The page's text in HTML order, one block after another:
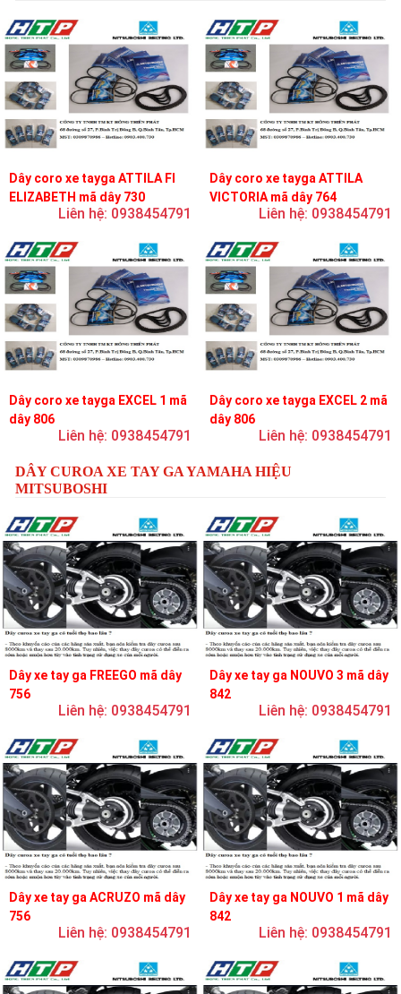
Dây coro xe tayga ATTILA FI
ELIZABETH mã dây 730
Liên hệ: 0938454791
Dây coro xe tayga ATTILA
VICTORIA mã dây 764
Liên hệ: 0938454791
Dây coro xe tayga EXCEL 1 mã
dây 806
Liên hệ: 0938454791
Dây coro xe tayga EXCEL 2 mã
dây 806
Liên hệ: 0938454791
DÂY CUROA XE TAY GA YAMAHA HIỆU
MITSUBOSHI
Dây xe tay ga FREEGO mã dây
756
Liên hệ: 0938454791
Dây xe tay ga NOUVO 3 mã dây
842
Liên hệ: 0938454791
Dây xe tay ga ACRUZO mã dây
756
Liên hệ: 0938454791
Dây xe tay ga NOUVO 1 mã dây
842
Liên hệ: 0938454791